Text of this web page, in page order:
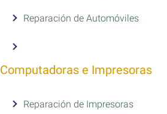
Reparación de Automóviles
Computadoras e Impresoras
Reparación de Impresoras